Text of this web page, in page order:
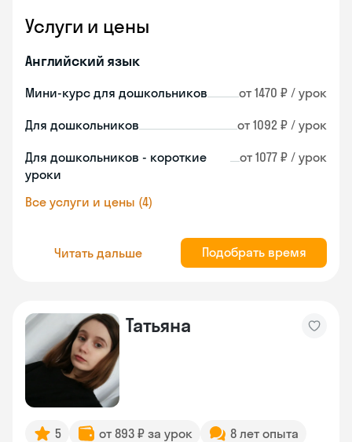
Услуги и цены
Английский язык
Мини-курс для дошкольников от 1470 ₽ / урок
Для дошкольников от 1092 ₽ / урок
Для дошкольников - короткие
уроки
от 1077 ₽ / урок
Все услуги и цены (4)
Читать дальше Подобрать время
Татьяна
5 от 893 ₽ за урок 8 лет опыта